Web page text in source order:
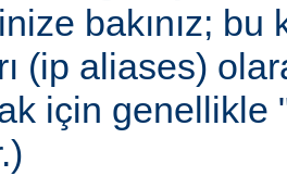
bakınız;
(ip aliases)
için genellikle